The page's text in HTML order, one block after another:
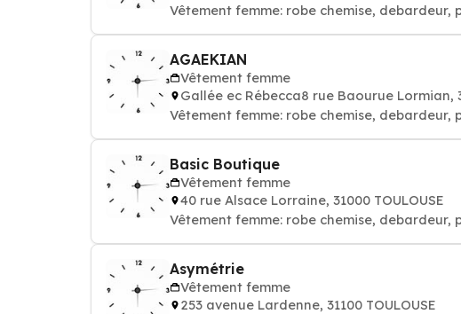
Vêtement femme: robe chemise,
AGAEKIAN
Vêtement femme
Gallée ec Rébecca8 rue Baourue Lormian,
Vêtement femme: robe chemise,
Basic Boutique
Vêtement femme
40 rue Alsace Lorraine, 31000 TOULOUSE
Vêtement femme: robe chemise,
Asymétrie
Vêtement femme
253 avenue Lardenne, 31100 TOULOUSE